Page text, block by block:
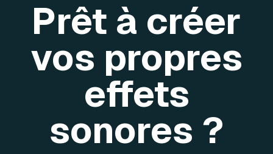
Prêt à créer
vos propres
effets
sonores ?